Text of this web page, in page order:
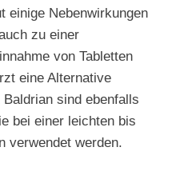
einige Nebenwirkungen
zu einer
von Tabletten
eine Alternative
sind ebenfalls
bei einer leichten bis
verwendet werden.